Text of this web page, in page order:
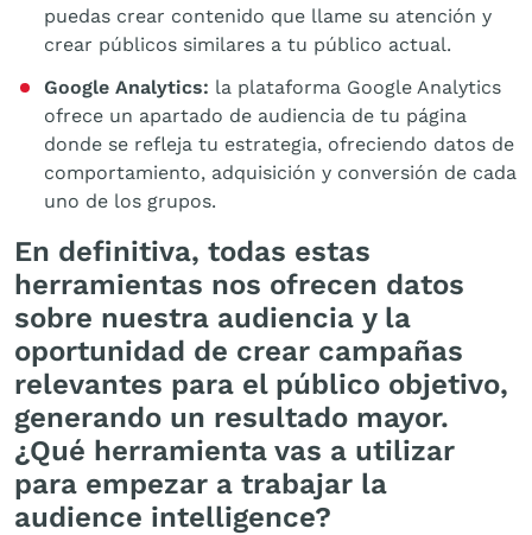
puedas crear contenido que llame su atención y
crear públicos similares a tu público actual.
Google Analytics: la plataforma Google Analytics
ofrece un apartado de audiencia de tu página
donde se refleja tu estrategia, ofreciendo datos de
comportamiento, adquisición y conversión de cada
uno de los grupos.
En definitiva, todas estas
herramientas nos ofrecen datos
sobre nuestra audiencia y la
oportunidad de crear campañas
relevantes para el público objetivo,
generando un resultado mayor.
¿Qué herramienta vas a utilizar
para empezar a trabajar la
audience intelligence?